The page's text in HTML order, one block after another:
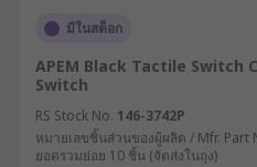
มีในสต็อก
APEM Black Tactile Switch
Switch
RS Stock No. 146-3742P
หมายเลขชิ้นส่วนของผู้ผลิต / Mfr. Part
ยอดรวมย่อย 10 ชิ้น (จัดส่งในถุง)